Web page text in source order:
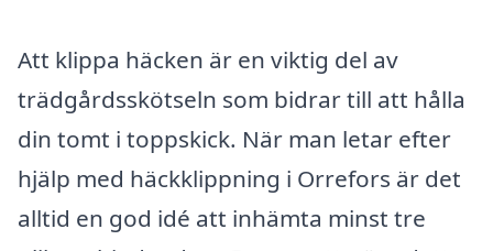
Att klippa häcken är en viktig del av
trädgårdsskötseln som bidrar till att hålla
din tomt i toppskick. När man letar efter
hjälp med häckklippning i Orrefors är det
alltid en god idé att inhämta minst tre